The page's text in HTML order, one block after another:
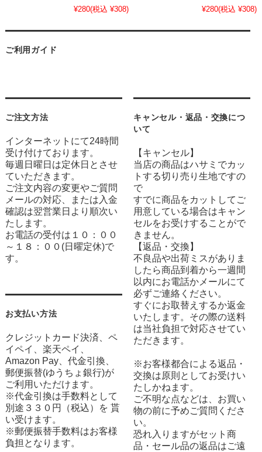
¥280(税込 ¥308)
¥280(税込 ¥308)
ご利用ガイド
ご注文方法
インターネットにて24時間
受け付けております。
毎週日曜日は定休日とさせ
ていただきます。
ご注文内容の変更やご質問
メールの対応、または入金
確認は翌営業日より順次い
たします。
お電話の受付は１０：００
～１８：００(日曜定休)で
す。
お支払い方法
クレジットカード決済、ペ
イペイ、楽天ペイ、
Amazon Pay、代金引換、
郵便振替(ゆうちょ銀行)が
ご利用いただけます。
※代金引換は手数料として
別途３３０円（税込）を 貰
い受けます。
※郵便振替手数料はお客様
負担となります。
キャンセル・返品・交換につ
いて
【キャンセル】
当店の商品はハサミでカッ
トする切り売り生地ですの
で
すでに商品をカットしてご
用意している場合はキャン
セルをお受けすることがで
きません。
【返品・交換】
不良品や出荷ミスがありま
したら商品到着から一週間
以内にお電話かメールにて
必ずご連絡ください。
すぐにお取替えするか返金
いたします。その際の送料
は当社負担で対応させてい
ただきます。
※お客様都合による返品・
交換は原則としてお受けい
たしかねます。
ご不明な点などは、お買い
物の前に予めご質問くださ
い。
恐れ入りますがセット商
品・セール品の返品はご遠